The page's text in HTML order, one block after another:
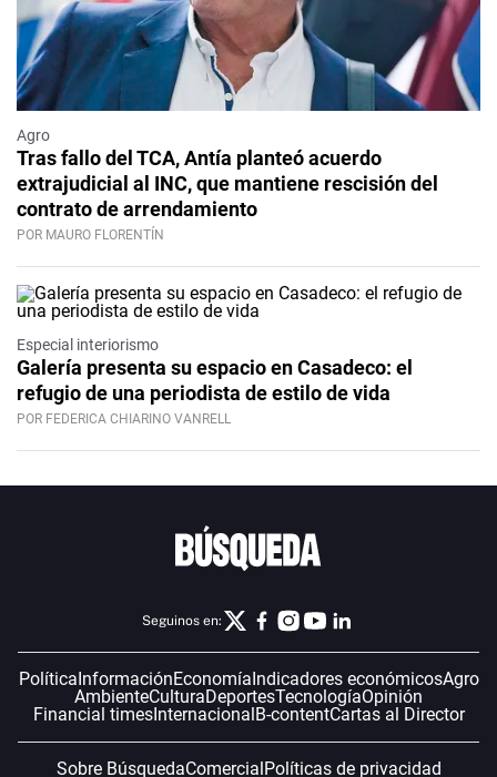
Agro
Tras fallo del TCA, Antía planteó acuerdo
extrajudicial al INC, que mantiene rescisión del
contrato de arrendamiento
POR MAURO FLORENTÍN
Especial interiorismo
Galería presenta su espacio en Casadeco: el
refugio de una periodista de estilo de vida
POR FEDERICA CHIARINO VANRELL
Seguinos en:
PolíticaInformaciónEconomíaIndicadores económicosAgro
AmbienteCulturaDeportesTecnologíaOpinión
Financial timesInternacionalB-contentCartas al Director
Sobre BúsquedaComercialPolíticas de privacidad